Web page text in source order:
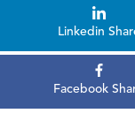
Linkedin
Facebook